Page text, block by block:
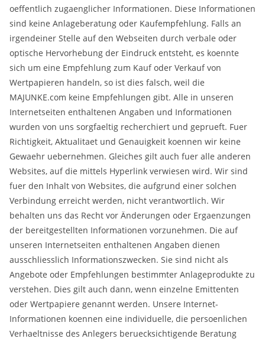
oeffentlich zugaenglicher Informationen. Diese Informationen
sind keine Anlageberatung oder Kaufempfehlung. Falls an
irgendeiner Stelle auf den Webseiten durch verbale oder
optische Hervorhebung der Eindruck entsteht, es koennte
sich um eine Empfehlung zum Kauf oder Verkauf von
Wertpapieren handeln, so ist dies falsch, weil die
MAJUNKE.com keine Empfehlungen gibt. Alle in unseren
Internetseiten enthaltenen Angaben und Informationen
wurden von uns sorgfaeltig recherchiert und geprueft. Fuer
Richtigkeit, Aktualitaet und Genauigkeit koennen wir keine
Gewaehr uebernehmen. Gleiches gilt auch fuer alle anderen
Websites, auf die mittels Hyperlink verwiesen wird. Wir sind
fuer den Inhalt von Websites, die aufgrund einer solchen
Verbindung erreicht werden, nicht verantwortlich. Wir
behalten uns das Recht vor Änderungen oder Ergaenzungen
der bereitgestellten Informationen vorzunehmen. Die auf
unseren Internetseiten enthaltenen Angaben dienen
ausschliesslich Informationszwecken. Sie sind nicht als
Angebote oder Empfehlungen bestimmter Anlageprodukte zu
verstehen. Dies gilt auch dann, wenn einzelne Emittenten
oder Wertpapiere genannt werden. Unsere Internet-
Informationen koennen eine individuelle, die persoenlichen
Verhaeltnisse des Anlegers beruecksichtigende Beratung